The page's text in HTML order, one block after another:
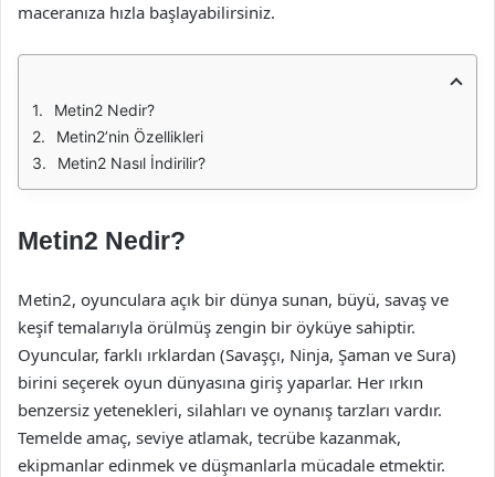
maceranıza hızla başlayabilirsiniz.
Metin2 Nedir?
Metin2’nin Özellikleri
Metin2 Nasıl İndirilir?
Metin2 Nedir?
Metin2, oyunculara açık bir dünya sunan, büyü, savaş ve
keşif temalarıyla örülmüş zengin bir öyküye sahiptir.
Oyuncular, farklı ırklardan (Savaşçı, Ninja, Şaman ve Sura)
birini seçerek oyun dünyasına giriş yaparlar. Her ırkın
benzersiz yetenekleri, silahları ve oynanış tarzları vardır.
Temelde amaç, seviye atlamak, tecrübe kazanmak,
ekipmanlar edinmek ve düşmanlarla mücadale etmektir.